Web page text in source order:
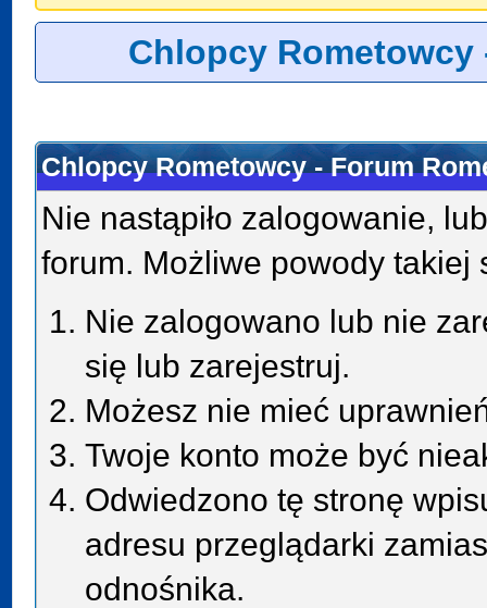
Chlopcy Rometowcy
Chlopcy Rometowcy - Forum
Nie nastąpiło zalogowanie,
forum. Możliwe powody takiej
Nie zalogowano lub nie
się lub zarejestruj.
Możesz nie mieć
Twoje konto może być
Odwiedzono tę stronę
adresu przeglądarki
odnośnika.